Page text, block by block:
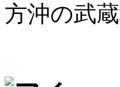
方沖の武